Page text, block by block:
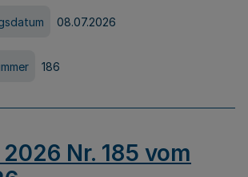
08.07.2026
186
Nr. 185 vom